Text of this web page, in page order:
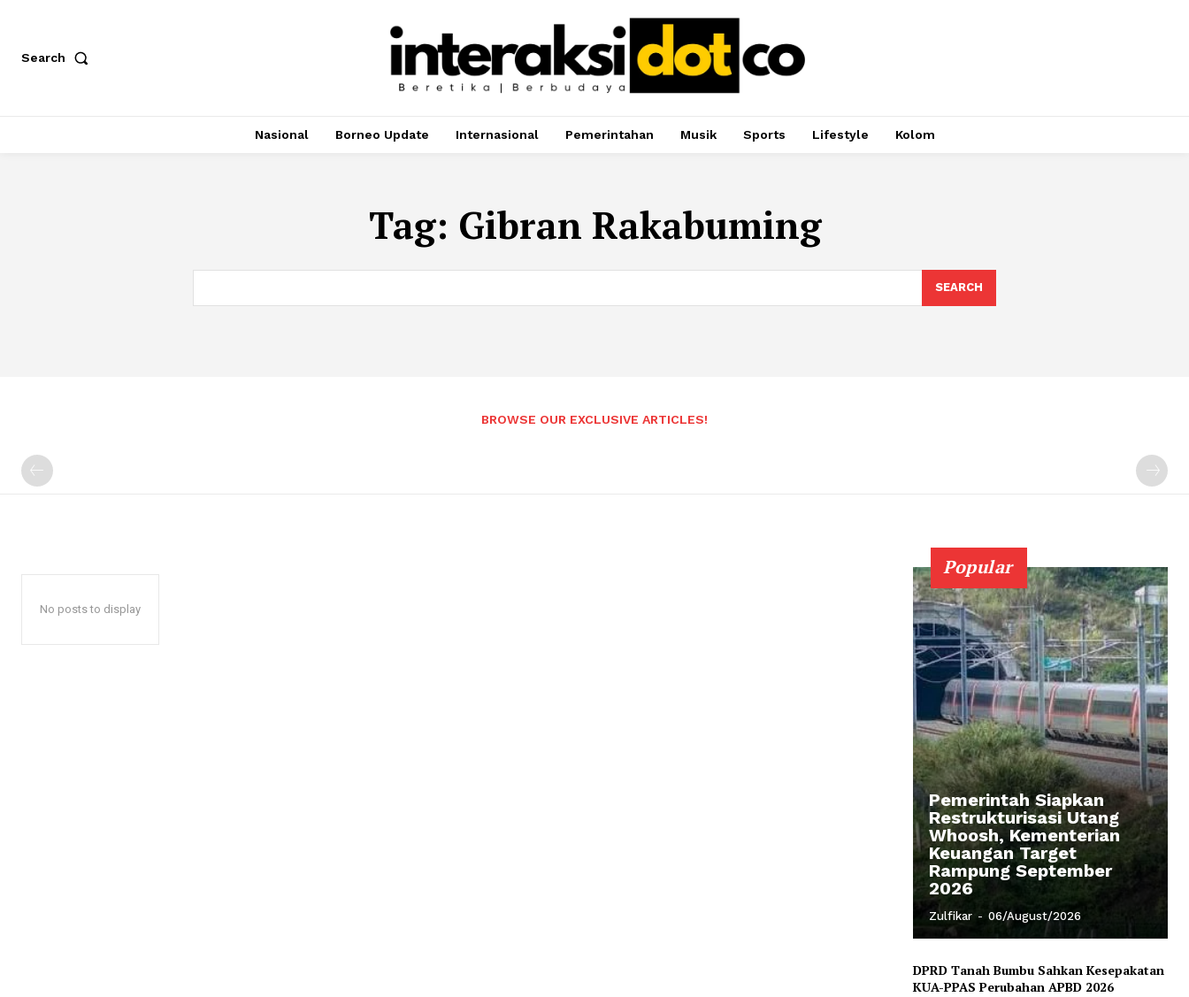
Search
Nasional Borneo Update Internasional Pemerintahan Musik Sports Lifestyle Kolom
Tag: Gibran Rakabuming
SEARCH
BROWSE OUR EXCLUSIVE ARTICLES!
No posts to display
Popular
Pemerintah Siapkan
Restrukturisasi Utang
Whoosh, Kementerian
Keuangan Target
Rampung September
2026
Zulfikar - 06/August/2026
DPRD Tanah Bumbu Sahkan Kesepakatan
KUA-PPAS Perubahan APBD 2026